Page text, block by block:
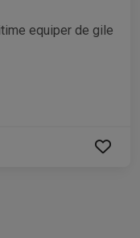
equiper de gile